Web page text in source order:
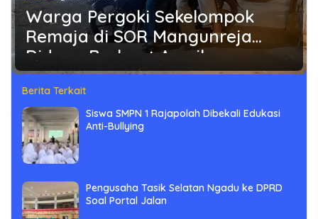
Warga Pergoki Sekelompok
Remaja di SOR Mangunreja
Diduga Berbuat Asusila
Berita Terkait
Siswa SMPN 1 Rajapolah Dibekali Edukasi
Anti-Bullying
Pengusaha Tasik Selatan Ngadu ke DPRD
Soal Portal Jalan